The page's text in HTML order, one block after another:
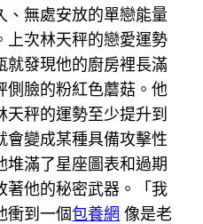
、無處安放的單戀能量
上次林天秤的戀愛運勢
就發現他的廚房裡長滿
側臉的粉紅色蘑菇。他
秤的運勢至少提升到
會變成某種具備攻擊性
堆滿了星座圖表和過期
著他的秘密武器。「我
衝到一個包養網 像是老